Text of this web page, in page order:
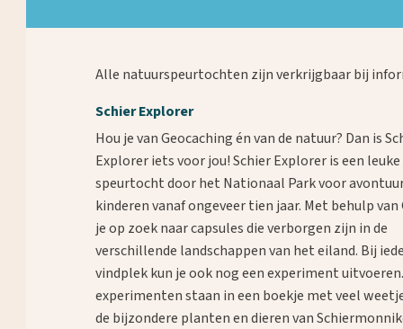
Alle natuurspeurtochten zijn verkrijgbaar bij
Schier Explorer
Hou je van Geocaching én van de natuur? Dan is
Explorer iets voor jou! Schier Explorer is een leuke
speurtocht door het Nationaal Park voor
kinderen vanaf ongeveer tien jaar. Met behulp van
je op zoek naar capsules die verborgen zijn in de
verschillende landschappen van het eiland. Bij
vindplek kun je ook nog een experiment
experimenten staan in een boekje met veel
de bijzondere planten en dieren van